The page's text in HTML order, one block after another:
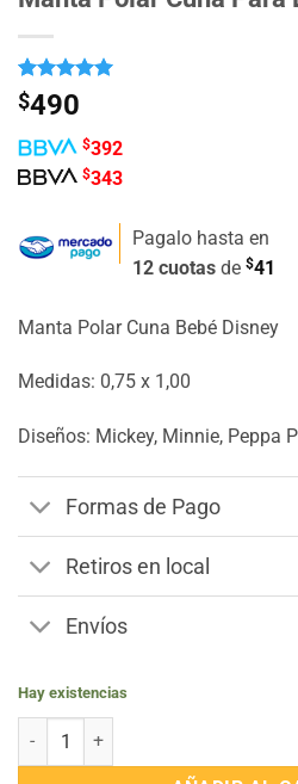
Valorado
con5de 5
en base a
1
valoración
de un
cliente
$490
$392
$343
Pagalo hasta en
12 cuotas de $41
Manta Polar Cuna Bebé Disney
Medidas: 0,75 x 1,00
Diseños: Mickey, Minnie, Peppa
Formas de Pago
Retiros en local
Envíos
Hay existencias
Manta Polar Cuna Para Bebe Disney